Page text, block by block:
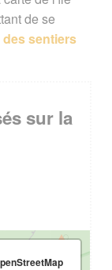
de se
des sentiers
sur la